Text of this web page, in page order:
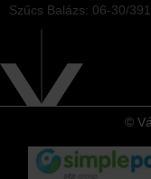
Szűcs Balázs: 06-30/
©